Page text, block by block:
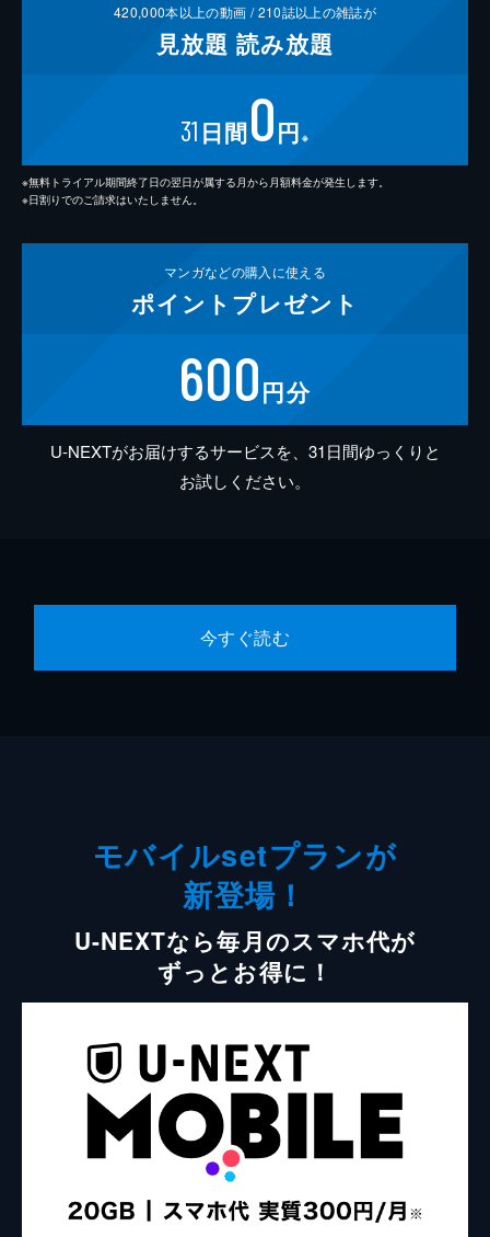
420,000本以上の動画 /210誌以上の雑誌が
見放題 読み放題
31 日間0円 ※
※無料トライアル期間終了日の翌日が属する月から月額料金が発生します。
※日割りでのご請求はいたしません。
マンガなどの購入に使える
ポイント プレゼント
600円分
U-NEXTがお届けするサービスを、31日間ゆっくりと
お試しください。
今すぐ読む
モバイルsetプランが
新登場！
U-NEXTなら毎月のスマホ代が
ずっとお得に！